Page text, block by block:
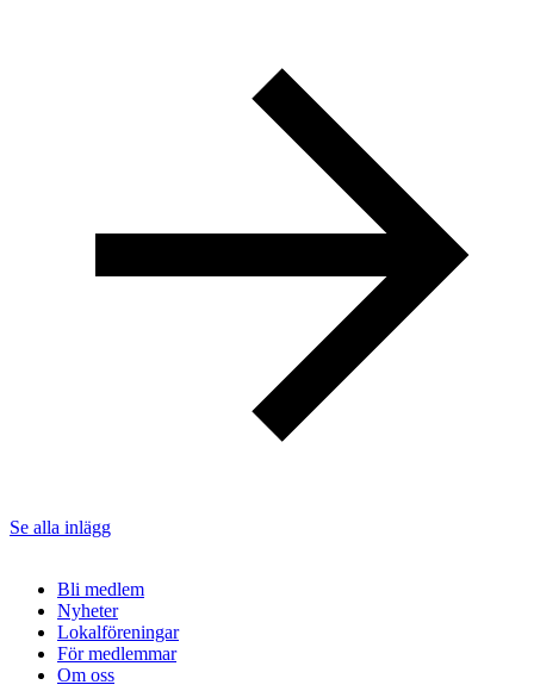
Se alla inlägg
Bli medlem
Nyheter
Lokalföreningar
För medlemmar
Om oss